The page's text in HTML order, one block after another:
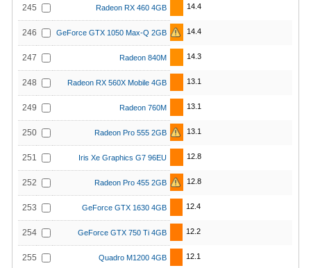
245 Radeon RX 460 4GB 14.4
246 GeForce GTX 1050 Max-Q 2GB 14.4
247 Radeon 840M 14.3
248 Radeon RX 560X Mobile 4GB 13.1
249 Radeon 760M 13.1
250 Radeon Pro 555 2GB 13.1
251 Iris Xe Graphics G7 96EU 12.8
252 Radeon Pro 455 2GB 12.8
253 GeForce GTX 1630 4GB 12.4
254 GeForce GTX 750 Ti 4GB 12.2
255 Quadro M1200 4GB 12.1